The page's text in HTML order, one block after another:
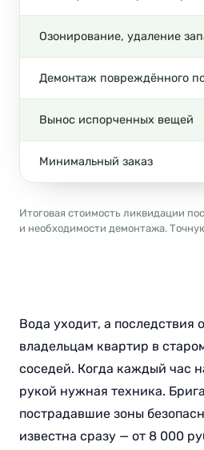
Озонирование, удаление
Демонтаж повреждённого
Вынос испорченных вещей
Минимальный заказ
Итоговая стоимость ликвидации
и необходимости демонтажа.
Вода уходит, а
владельцам квартир в
соседей. Когда каждый час
рукой нужная техника.
пострадавшие зоны
известна сразу — от 8 000